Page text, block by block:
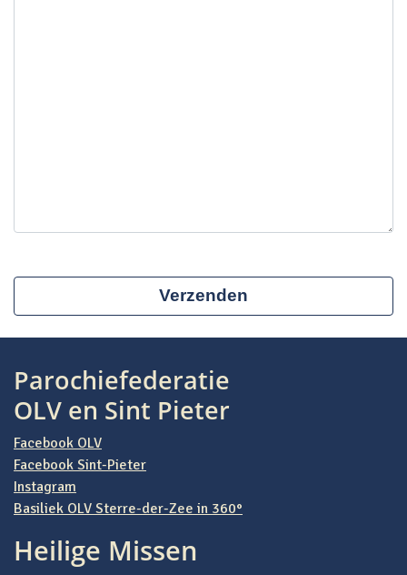
Parochiefederatie
OLV en Sint Pieter
Facebook OLV
Facebook Sint-Pieter
Instagram
Basiliek OLV Sterre-der-Zee in 360°
Heilige Missen